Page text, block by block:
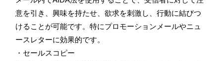
意を引き、興味を持たせ、欲求を刺激し、行動に結びつ
けることが可能です。特にプロモーションメールやニュ
ースレターに効果的です。
・セールスコピー